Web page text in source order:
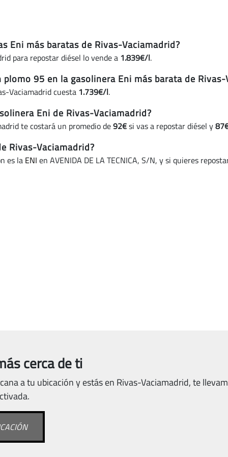
Eni más baratas de Rivas-Vaciamadrid?
para repostar diésel lo vende a 1.839€/l.
95 en la gasolinera Eni más barata de Rivas-
Vaciamadrid cuesta 1.739€/l.
Eni de Rivas-Vaciamadrid?
te costará un promedio de92€si vas a repostar diésel y
Rivas-Vaciamadrid?
es la ENI en AVENIDA DE LA TECNICA, S/N, y si quieres
cerca de ti
a tu ubicación y estás en Rivas-Vaciamadrid, te